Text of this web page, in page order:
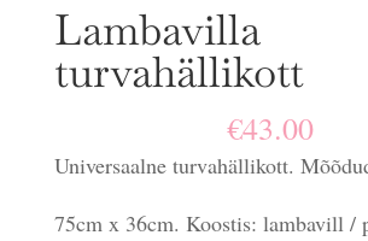
Lambavilla
turvahällikott
€43.00
Universaalne turvahällikott.
75cm x 36cm. Koostis: lambavill /